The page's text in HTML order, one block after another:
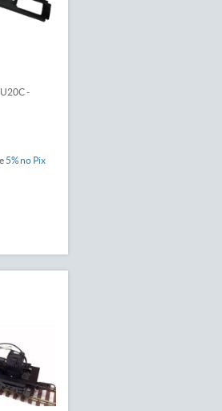
-
5%no Pix